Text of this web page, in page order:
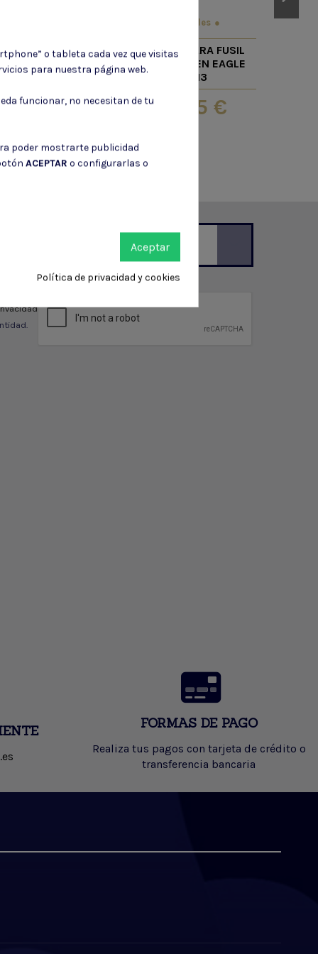
220
ML
€
Nozzles
NOZZLE PARA FUSIL
GBB GOLDEN EAGLE
MC13
17,35 €
de contacto en el aviso legal.
FORMAS DE PAGO
Realiza tus pagos con tarjeta de crédito o
transferencia bancaria
o tableta cada vez que visitas
para nuestra página web.
funcionar, no necesitan de tu
poder mostrarte publicidad
ACEPTAR o configurarlas o
Aceptar
Política de privacidad y cookies